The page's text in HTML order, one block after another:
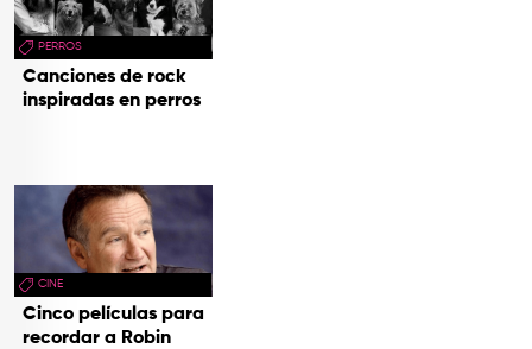
PERROS
Canciones de rock
inspiradas en perros
CINE
Cinco películas para
recordar a Robin